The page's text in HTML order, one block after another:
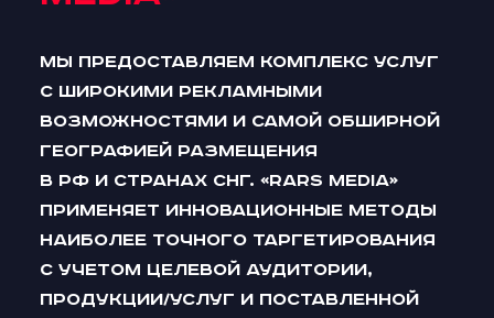
Мы предоставляем комплекс услуг
с широкими рекламными
возможностями и самой обширной
географией размещения
в РФ и странах СНГ. «RARS Media»
применяет инновационные методы
наиболее точного таргетирования
с учетом целевой аудитории,
продукции/услуг и поставленной